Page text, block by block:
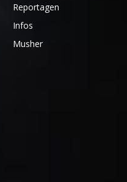
Reportagen
Infos
Musher